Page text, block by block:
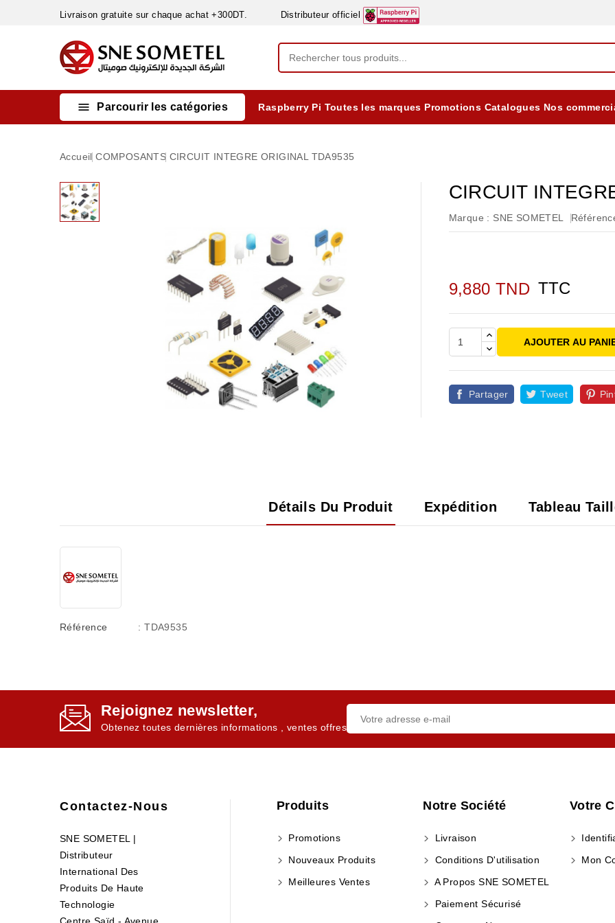
Livraison gratuite sur chaque achat +300DT. Distributeur officiel
 Parcourir les catégories Raspberry Pi Toutes les marques Promotions Catalogues Nos
Accueil COMPOSANTS CIRCUIT INTEGRE ORIGINAL TDA9535
CIRCUIT
Marque : SNE SOMETEL
9,880 TND TTC
AJOUTER AU
Partager Tweet
Détails Du Produit Expédition Tableau
Référence : TDA9535
Rejoignez newsletter,
Obtenez toutes dernières informations , ventes offres
Contactez-Nous
SNE SOMETEL |
Distributeur
International Des
Produits De Haute
Technologie
Produits
Promotions
Nouveaux Produits
Meilleures Ventes
Notre Société
Livraison
Conditions D'utilisation
A Propos SNE SOMETEL
Paiement Sécurisé
Votre
Mon